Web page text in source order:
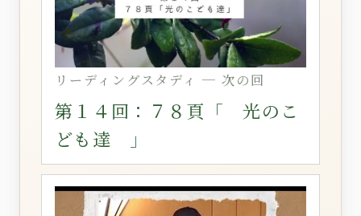
リーディングスタディ ─ 次の回
第１４回：７８頁「 光のこ
ども達 」